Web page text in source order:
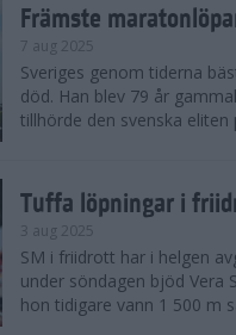
Främste
7 aug 2025
Sveriges genom tiderna
död. Han blev 79 år
tillhörde den svenska eliten
Tuffa löpningar i
3 aug 2025
SM i friidrott har i helgen
under söndagen bjöd Vera
hon tidigare vann 1 500 m